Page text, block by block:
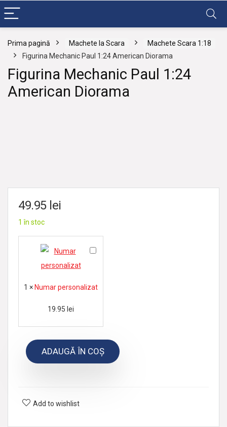
Prima pagină Machete la Scara
Machete Scara 1:18
Figurina Mechanic Paul 1:24 American Diorama
Figurina Mechanic Paul 1:24
American Diorama
49.95 lei
1 în stoc
N
r
s
1 × Numar personalizat
19.95 lei
ADAUGĂ ÎN COȘ
Add to wishlist